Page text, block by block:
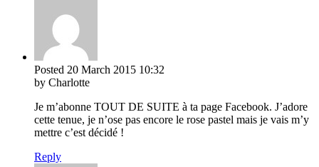
Posted 20 March 2015 10:32
by Charlotte
Je m’abonne TOUT DE SUITE à ta page Facebook. J’adore
cette tenue, je n’ose pas encore le rose pastel mais je vais m’y
mettre c’est décidé !
Reply